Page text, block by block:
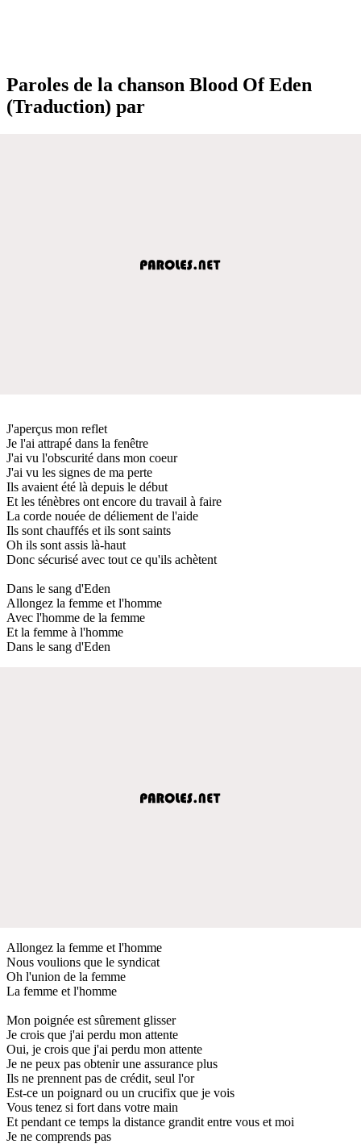
Paroles de la chanson Blood Of Eden
(Traduction) par
J'aperçus mon reflet
Je l'ai attrapé dans la fenêtre
J'ai vu l'obscurité dans mon coeur
J'ai vu les signes de ma perte
Ils avaient été là depuis le début
Et les ténèbres ont encore du travail à faire
La corde nouée de déliement de l'aide
Ils sont chauffés et ils sont saints
Oh ils sont assis là-haut
Donc sécurisé avec tout ce qu'ils achètent
Dans le sang d'Eden
Allongez la femme et l'homme
Avec l'homme de la femme
Et la femme à l'homme
Dans le sang d'Eden
Allongez la femme et l'homme
Nous voulions que le syndicat
Oh l'union de la femme
La femme et l'homme
Mon poignée est sûrement glisser
Je crois que j'ai perdu mon attente
Oui, je crois que j'ai perdu mon attente
Je ne peux pas obtenir une assurance plus
Ils ne prennent pas de crédit, seul l'or
Est-ce un poignard ou un crucifix que je vois
Vous tenez si fort dans votre main
Et pendant ce temps la distance grandit entre vous et moi
Je ne comprends pas